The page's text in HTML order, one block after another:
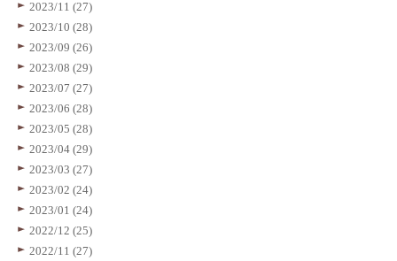
2023/11 (27)
2023/10 (28)
2023/09 (26)
2023/08 (29)
2023/07 (27)
2023/06 (28)
2023/05 (28)
2023/04 (29)
2023/03 (27)
2023/02 (24)
2023/01 (24)
2022/12 (25)
2022/11 (27)